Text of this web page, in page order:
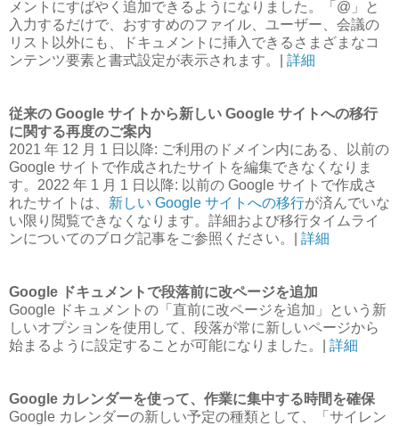
メントにすばやく追加できるようになりました。「@」と
入力するだけで、おすすめのファイル、ユーザー、会議の
リスト以外にも、ドキュメントに挿入できるさまざまなコ
ンテンツ要素と書式設定が表示されます。| 詳細
従来の Google サイトから新しい Google サイトへの移行
に関する再度のご案内
2021 年 12 月 1 日以降: ご利用のドメイン内にある、以前の
Google サイトで作成されたサイトを編集できなくなりま
す。2022 年 1 月 1 日以降: 以前の Google サイトで作成さ
れたサイトは、 新しい Google サイトへの移行が済んでいな
い限り閲覧できなくなります。詳細および移行タイムライ
ンについてのブログ記事をご参照ください。| 詳細
Google ドキュメントで段落前に改ページを追加
Google ドキュメントの「直前に改ページを追加」という新
しいオプションを使用して、段落が常に新しいページから
始まるように設定することが可能になりました。| 詳細
Google カレンダーを使って、作業に集中する時間を確保
Google カレンダーの新しい予定の種類として、「サイレン